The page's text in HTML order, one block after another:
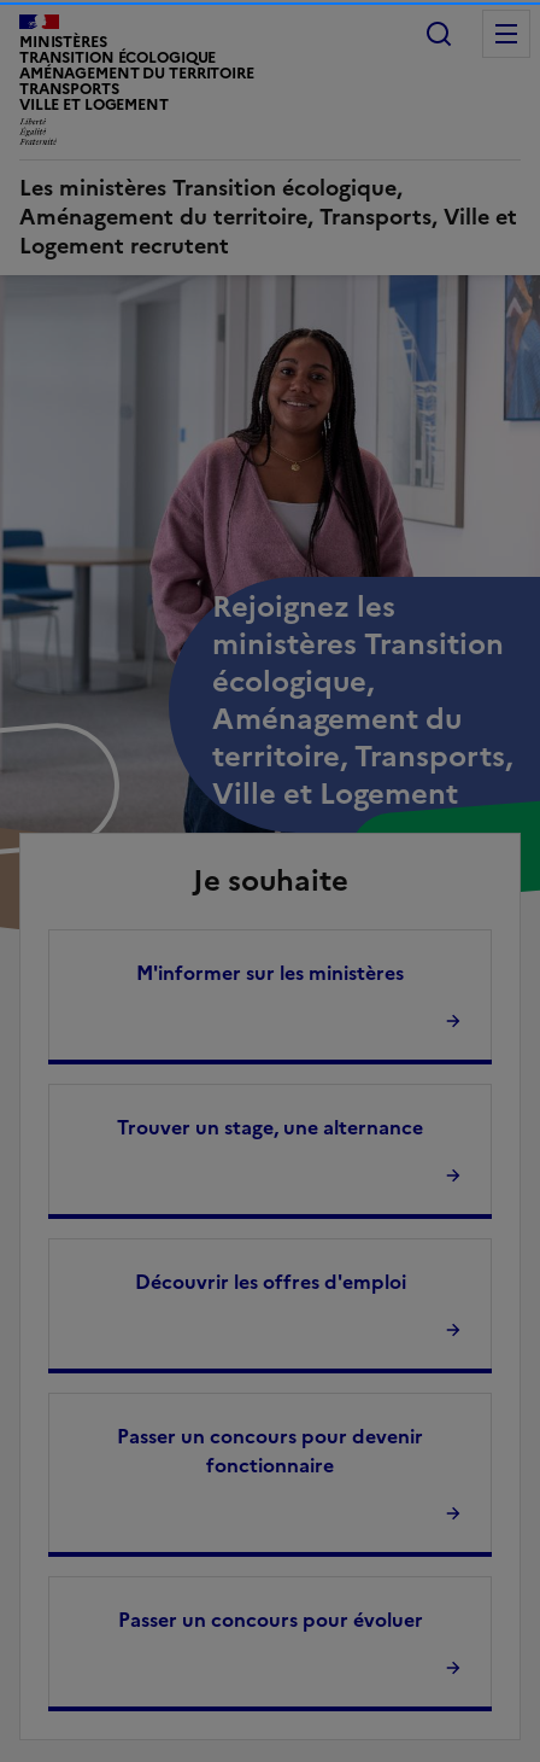
MINISTÈRES
TRANSITION ÉCOLOGIQUE
AMÉNAGEMENT DU TERRITOIRE
TRANSPORTS
VILLE ET LOGEMENT
Les ministères Transition écologique,
Aménagement du territoire, Transports, Ville et
Logement recrutent
Rejoignez les
ministères Transition
écologique,
Aménagement du
territoire, Transports,
Ville et Logement
Je souhaite
M'informer sur les ministères
Trouver un stage, une alternance
Découvrir les offres d'emploi
Passer un concours pour devenir
fonctionnaire
Passer un concours pour évoluer